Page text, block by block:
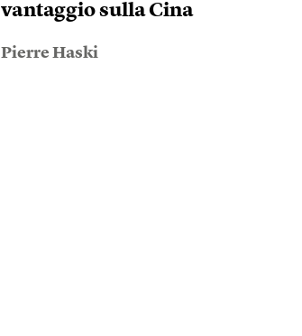
vantaggio sulla Cina
Pierre Haski